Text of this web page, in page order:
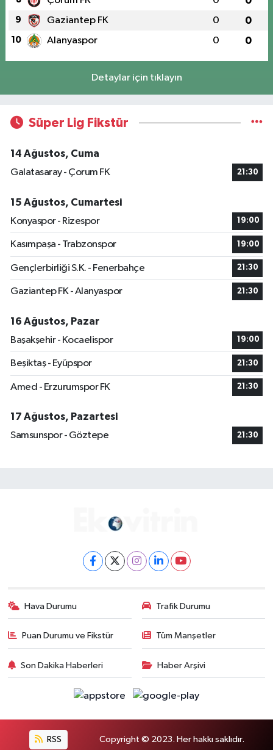
9 Gaziantep FK 0 0
10 Alanyaspor 0 0
Detaylar için tıklayın
Süper Lig Fikstür
14 Ağustos, Cuma
Galatasaray - Çorum FK
21:30
15 Ağustos, Cumartesi
Konyaspor - Rizespor
19:00
Kasımpaşa - Trabzonspor 19:00
Gençlerbirliği S.K. - Fenerbahçe 21:30
Gaziantep FK - Alanyaspor 21:30
16 Ağustos, Pazar
Başakşehir - Kocaelispor
19:00
Beşiktaş - Eyüpspor 21:30
Amed - Erzurumspor FK 21:30
17 Ağustos, Pazartesi
Samsunspor - Göztepe
21:30
Hava Durumu Trafik Durumu
Puan Durumu ve Fikstür Tüm Manşetler
Son Dakika Haberleri Haber Arşivi
RSS Copyright © 2023. Her hakkı saklıdır.